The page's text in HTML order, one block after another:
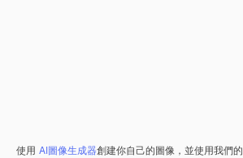
使用 AI圖像生成器創建你自己的圖像，並使用我們的